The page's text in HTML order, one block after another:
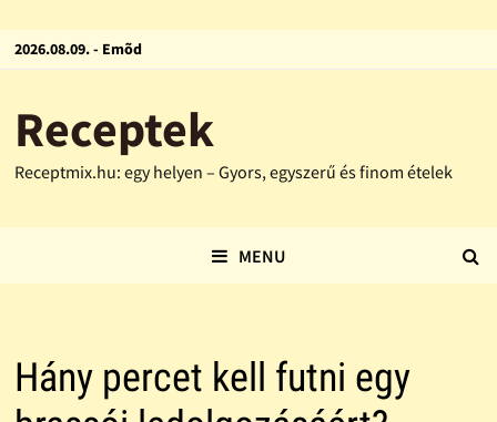
2026.08.09. - Emõd
Receptek
Receptmix.hu: egy helyen – Gyors, egyszerű és finom ételek
MENU
Hány percet kell futni egy